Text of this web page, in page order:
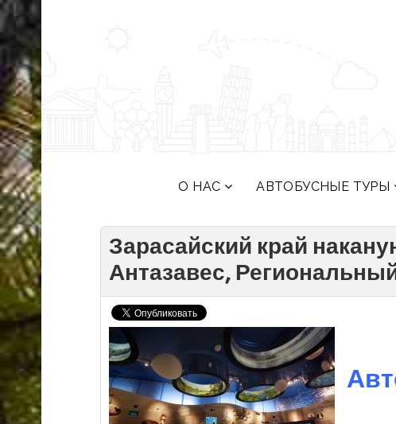
О НАС АВТОБУСНЫЕ ТУРЫ
Зарасайский край
Антазавес,